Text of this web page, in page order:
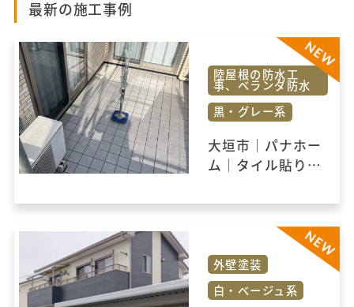
最新の施工事例
陸屋根の防水工
事、ベランダ防水
黒・グレー系
大垣市｜パナホー
ム｜タイル貼りの
新！安心の防水改
外壁塗装
白・ベージュ系